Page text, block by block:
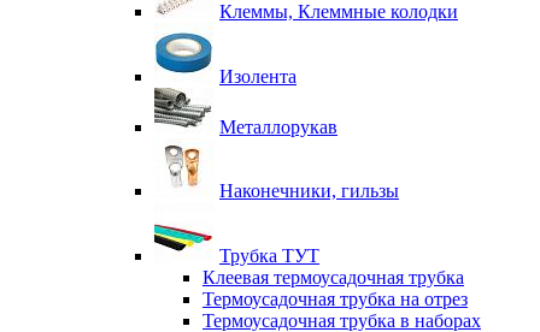
Клеммы, Клеммные колодки
Изолента
Металлорукав
Наконечники, гильзы
Трубка ТУТ
Клеевая термоусадочная трубка
Термоусадочная трубка на отрез
Термоусадочная трубка в наборах